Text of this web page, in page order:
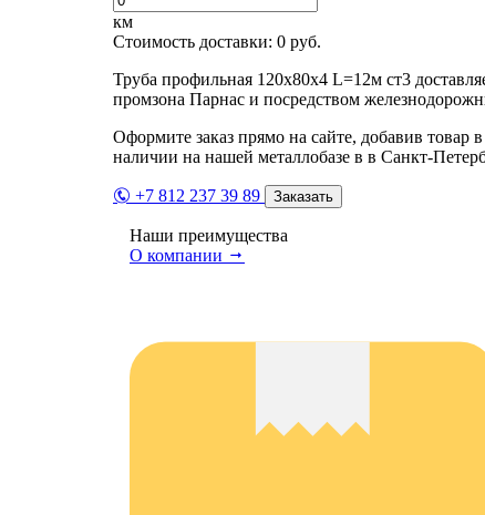
км
Стоимость доставки: 0 руб.
Труба профильная 120х80х4 L=12м ст3
промзона Парнас и посредством
Оформите заказ прямо на сайте, добавив товар
наличии на нашей металлобазе в в Санкт-
+7 812 237 39 89 Заказать
Наши преимущества
О компании